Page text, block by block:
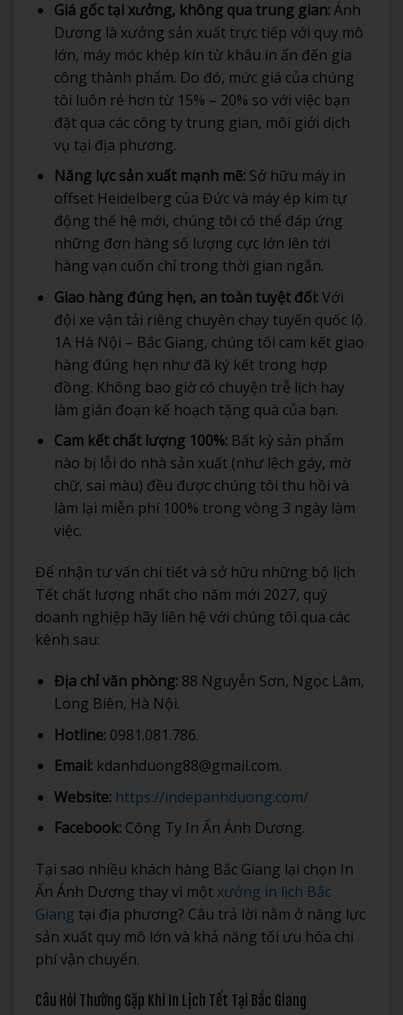
Giá gốc tại xưởng, không qua trung gian:Ánh
Dương là xưởng sản xuất trực tiếp với quy mô
lớn, máy móc khép kín từ khâu in ấn đến gia
công thành phẩm. Do đó, mức giá của chúng
tôi luôn rẻ hơn từ 15% – 20% so với việc bạn
đặt qua các công ty trung gian, môi giới dịch
vụ tại địa phương.
Năng lực sản xuất mạnh mẽ:Sở hữu máy in
offset Heidelberg của Đức và máy ép kim tự
động thế hệ mới, chúng tôi có thể đáp ứng
những đơn hàng số lượng cực lớn lên tới
hàng vạn cuốn chỉ trong thời gian ngắn.
Giao hàng đúng hẹn, an toàn tuyệt đối:Với
đội xe vận tải riêng chuyên chạy tuyến quốc lộ
1A Hà Nội – Bắc Giang, chúng tôi cam kết giao
hàng đúng hẹn như đã ký kết trong hợp
đồng. Không bao giờ có chuyện trễ lịch hay
làm gián đoạn kế hoạch tặng quà của bạn.
Cam kết chất lượng 100%:Bất kỳ sản phẩm
nào bị lỗi do nhà sản xuất (như lệch gáy, mờ
chữ, sai màu) đều được chúng tôi thu hồi và
làm lại miễn phí 100% trong vòng 3 ngày làm
việc.
Để nhận tư vấn chi tiết và sở hữu những bộ lịch
Tết chất lượng nhất cho năm mới 2027, quý
doanh nghiệp hãy liên hệ với chúng tôi qua các
kênh sau:
Địa chỉ văn phòng:88 Nguyễn Sơn, Ngọc Lâm,
Long Biên, Hà Nội.
Hotline:0981.081.786.
Email:kdanhduong88@gmail.com.
Website: https://indepanhduong.com/
Facebook:Công Ty In Ấn Ánh Dương.
Tại sao nhiều khách hàng Bắc Giang lại chọn In
Ấn Ánh Dương thay vì một xưởng in lịch Bắc
Giang tại địa phương? Câu trả lời nằm ở năng lực
sản xuất quy mô lớn và khả năng tối ưu hóa chi
phí vận chuyển.
Câu Hỏi Thường Gặp Khi In Lịch Tết Tại Bắc Giang